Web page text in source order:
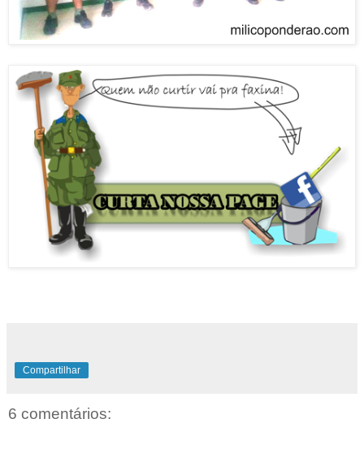
Compartilhar
6 comentários: